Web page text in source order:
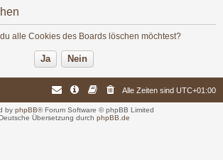
alle Cookies des Boards löschen möchtest?
Alle Zeiten sind UTC+01:00
by phpBB® Forum Software © phpBB Limited
Übersetzung durch phpBB.de